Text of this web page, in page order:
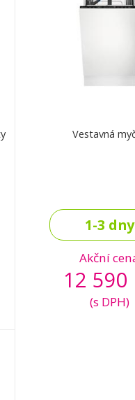
Vestavná
1-3 dny
Akční
12 590
(s DPH)